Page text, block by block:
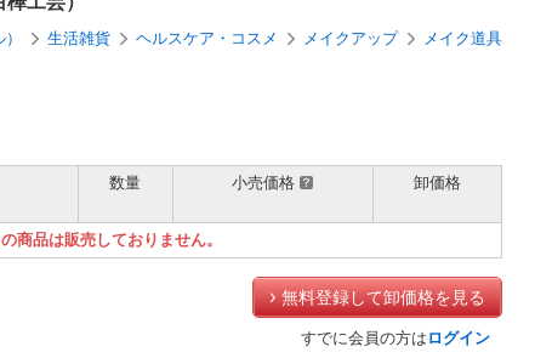
生活雑貨 ヘルスケア・コスメ メイクアップ メイク道具
数量 小売価格 卸価格
商品は販売しておりません。
無料登録して卸価格を見る
すでに会員の方は ログイン